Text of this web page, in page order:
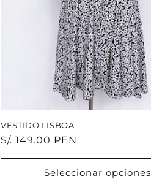
VESTIDO LISBOA
Precio
S/. 149.00 PEN
Seleccionar opciones